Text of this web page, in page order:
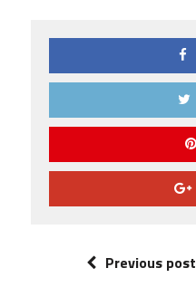
Previous post